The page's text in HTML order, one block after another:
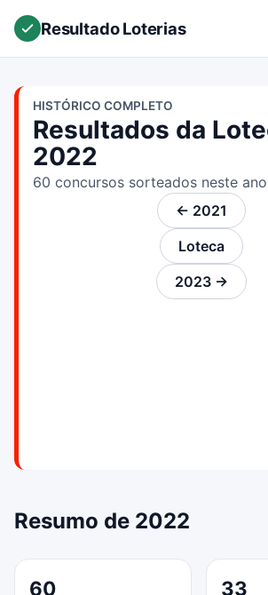
Resultado Loterias
HISTÓRICO COMPLETO
Resultados da
2022
60 concursos sorteados neste
← 2021
Loteca
2023 →
Resumo de 2022
60 33